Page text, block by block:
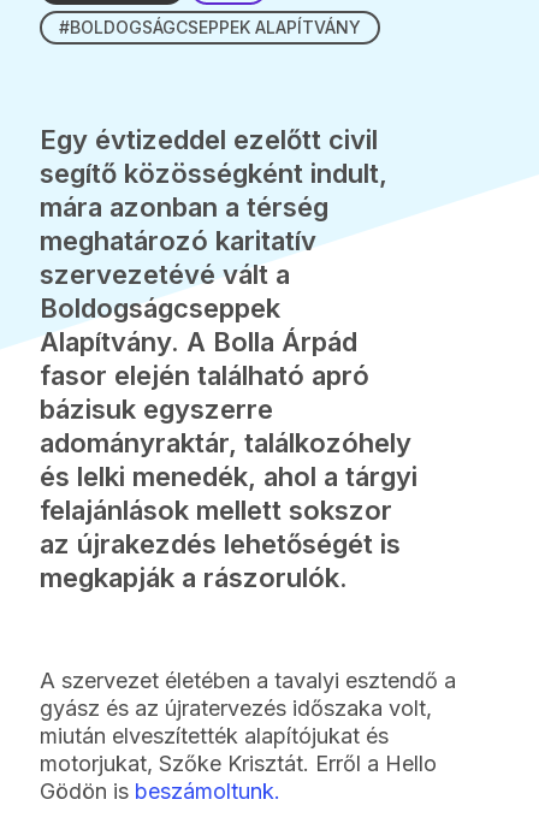
#BOLDOGSÁGCSEPPEK ALAPÍTVÁNY
Egy évtizeddel ezelőtt civil
segítő közösségként indult,
mára azonban a térség
meghatározó karitatív
szervezetévé vált a
Boldogságcseppek
Alapítvány. A Bolla Árpád
fasor elején található apró
bázisuk egyszerre
adományraktár, találkozóhely
és lelki menedék, ahol a tárgyi
felajánlások mellett sokszor
az újrakezdés lehetőségét is
megkapják a rászorulók.
A szervezet életében a tavalyi esztendő a
gyász és az újratervezés időszaka volt,
miután elveszítették alapítójukat és
motorjukat, Szőke Krisztát. Erről a Hello
Gödön is beszámoltunk.